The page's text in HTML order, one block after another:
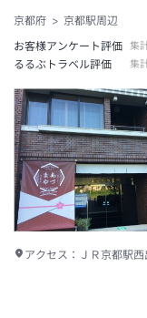
京都府
京都駅周辺
お客様アンケート評価
集
るるぶトラベル評価 集
アクセス： ＪＲ京都駅